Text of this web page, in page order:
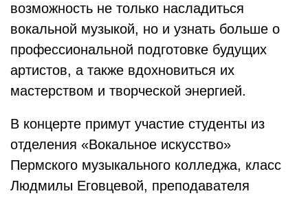
возможность не только насладиться
вокальной музыкой, но и узнать больше о
профессиональной подготовке будущих
артистов, а также вдохновиться их
мастерством и творческой энергией.
В концерте примут участие студенты из
отделения «Вокальное искусство»
Пермского музыкального колледжа, класс
Людмилы Еговцевой, преподавателя